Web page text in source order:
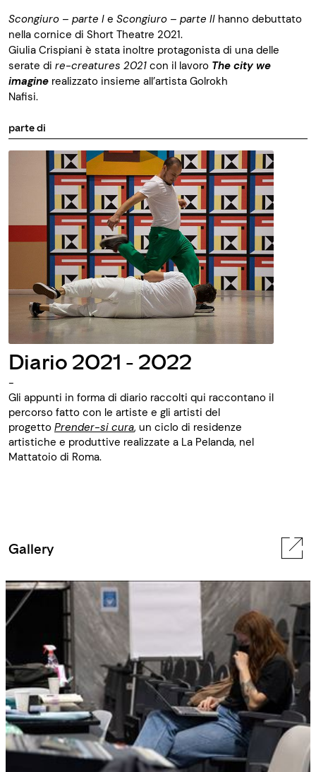
Scongiuro – parte I e Scongiuro – parte II hanno debuttato
nella cornice di Short Theatre 2021.
Giulia Crispiani è stata inoltre protagonista di una delle
serate di re-creatures 2021 con il lavoro The city we
imagine realizzato insieme all’artista Golrokh
Nafisi.
parte di
Diario 2021 - 2022
-
Gli appunti in forma di diario raccolti qui raccontano il
percorso fatto con le artiste e gli artisti del
progetto Prender-si cura, un ciclo di residenze
artistiche e produttive realizzate a La Pelanda, nel
Mattatoio di Roma.
Gallery